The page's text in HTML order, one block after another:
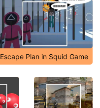
Escape Plan in Squid Game